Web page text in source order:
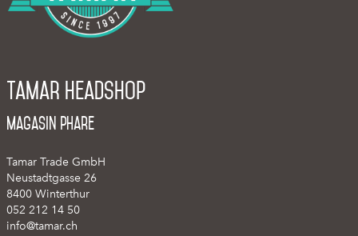
Tamar Headshop
Magasin phare
Tamar Trade GmbH
Neustadtgasse 26
8400 Winterthur
052 212 14 50
info@tamar.ch